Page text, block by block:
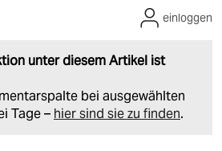
unter diesem Artikel ist
bei ausgewählten
Tage – hier sind sie zu finden.
einloggen